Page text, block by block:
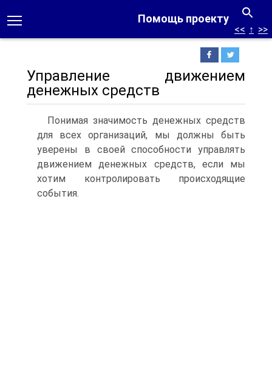
Помощь проекту
<< ↑ >>
Управление движением
денежных средств
Понимая значимость денежных средств
для всех организаций, мы должны быть
уверены в своей способности управлять
движением денежных средств, если мы
хотим контролировать происходящие
события.